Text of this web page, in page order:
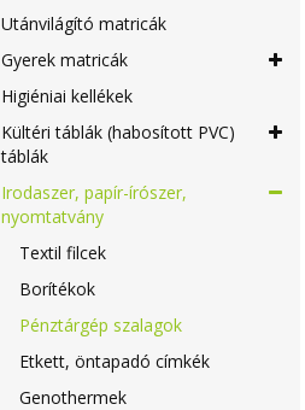
Utánvilágító matricák
Gyerek matricák
Higiéniai kellékek
Kültéri táblák (habosított PVC)
táblák
Irodaszer, papír-írószer,
nyomtatvány
Textil filcek
Borítékok
Pénztárgép szalagok
Etkett, öntapadó címkék
Genothermek